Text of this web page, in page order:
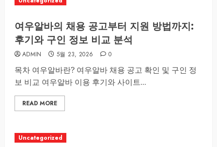
여우알바의 채용 공고부터 지원 방법까지:
후기와 구인 정보 비교 분석
ADMIN 5월 23, 2026 0
목차 여우알바란? 여우알바 채용 공고 확인 및 구인 정
보 비교 여우알바 이용 후기와 사이트...
READ MORE
Uncategorized